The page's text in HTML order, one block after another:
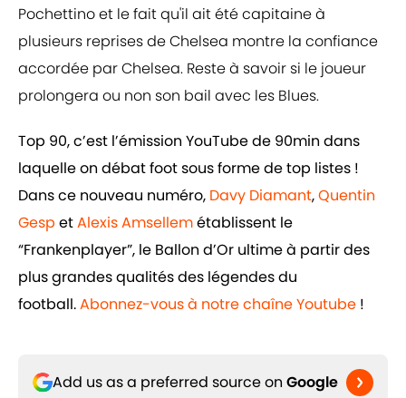
Pochettino et le fait qu'il ait été capitaine à
plusieurs reprises de Chelsea montre la confiance
accordée par Chelsea. Reste à savoir si le joueur
prolongera ou non son bail avec les Blues.
Top 90, c’est l’émission YouTube de 90min dans
laquelle on débat foot sous forme de top listes !
Dans ce nouveau numéro, Davy Diamant,Quentin
Gesp etAlexis Amsellemétablissent le
“Frankenplayer”, le Ballon d’Or ultime à partir des
plus grandes qualités des légendes du
football.Abonnez-vous à notre chaîne Youtube !
Add us as a preferred source on Google